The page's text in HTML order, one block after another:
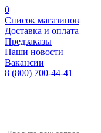
0
Список магазинов
Доставка и оплата
Предзаказы
Наши новости
Вакансии
8 (800) 700-44-41